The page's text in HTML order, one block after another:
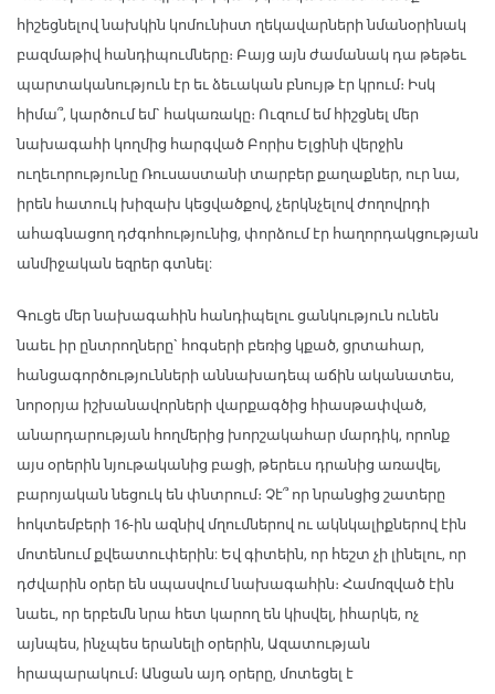
հիշեցնելով նախկին կոմունիստ ղեկավարների նմանօրինակ
բազմաթիվ հանդիպումները։ Բայց այն ժամանակ դա թեթեւ
պարտականություն էր եւ ձեւական բնույթ էր կրում։ Իսկ
հիմա՞, կարծում եմ` հակառակը։ Ուզում եմ հիշցնել մեր
նախագահի կողմից հարգված Բորիս Ելցինի վերջին
ուղեւորությունը Ռուսաստանի տարբեր քաղաքներ, ուր նա,
իրեն հատուկ խիզախ կեցվածքով, չերկնչելով ժողովրդի
ահագնացող դժգոհությունից, փորձում էր հաղորդակցության
անմիջական եզրեր գտնել:
Գուցե մեր նախագահին հանդիպելու ցանկություն ունեն
նաեւ իր ընտրողները` հոգսերի բեռից կքած, ցրտահար,
հանցագործությունների աննախադեպ աճին ականատես,
նորօրյա իշխանավորների վարքագծից հիասթափված,
անարդարության հողմերից խորշակահար մարդիկ, որոնք
այս օրերին նյութականից բացի, թերեւս դրանից առավել,
բարոյական նեցուկ են փնտրում։ Չէ՞ որ նրանցից շատերը
հոկտեմբերի 16-ին ազնիվ մղումներով ու ակնկալիքներով էին
մոտենում քվեատուփերին: Եվ գիտեին, որ հեշտ չի լինելու, որ
դժվարին օրեր են սպասվում նախագահին։ Համոզված էին
նաեւ, որ երբեմն նրա հետ կարող են կիսվել, իհարկե, ոչ
այնպես, ինչպես երանելի օրերին, Ազատության
հրապարակում։ Անցան այդ օրերը, մոտեցել է